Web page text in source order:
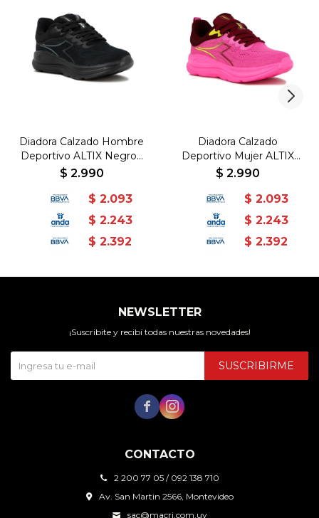
Diadora Calzado Hombre
Deportivo ALTIX Negro -
JACQUARD / EVA+TPR -
$ 2.990
$ 2.093
$ 2.243
$ 2.392
Diadora Calzado
Deportivo Mujer ALTIX
Rosado -
Rosado-Rosado
$ 2.990
$ 2.093
$ 2.243
$ 2.392
CONTACTO
2 200 77 05 / 092 138 710
Av. San Martin 2566, Montevideo
sac@macri.com.uy
NEWSLETTER
¡Suscribite y recibí todas nuestras novedades!
SUSCRIBIRME
 